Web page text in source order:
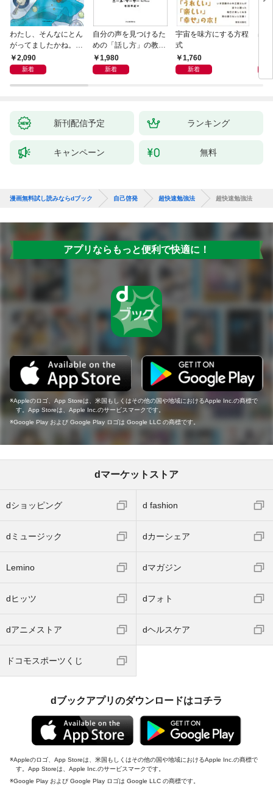
わたし、そんなにとん
がってましたかね。
獅子座、Ａ型、丙午は
めぐる
2,090
新着
自分の声を見つけるた
めの「話し方」の教
室 Ｏｒａｃｙ（オラ
シー）
1,980
新着
宇宙を味方にする方程
式
1,760
新着
基
新刊配信予定 ランキング
キャンペーン 無料
漫画無料試し読みならdブック 自己啓発 超快速勉強法 超快速勉強法
アプリならもっと便利で快適に！
Appleのロゴ、App Storeは、米国もしくはその他の国や地域におけるApple Inc.の商標で
す。App Storeは、Apple Inc.のサービスマークです。
Google Play および Google Play ロゴは Google LLC の商標です。
dマーケットストア
dショッピング d fashion
dミュージック dカーシェア
Lemino dマガジン
dヒッツ dフォト
dアニメストア dヘルスケア
ドコモスポーツくじ
dブックアプリのダウンロードはコチラ
Appleのロゴ、App Storeは、米国もしくはその他の国や地域におけるApple Inc.の商標で
す。App Storeは、Apple Inc.のサービスマークです。
Google Play および Google Play ロゴは Google LLC の商標です。